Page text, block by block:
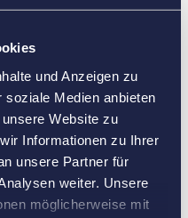
und Anzeigen zu
soziale Medien anbieten
Website zu
Informationen zu Ihrer
unsere Partner für
weiter. Unsere
möglicherweise mit